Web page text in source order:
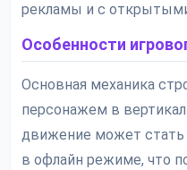
рекламы и с
Особенности
Основная механика
персонажем в
движение может стать
в офлайн режиме, что